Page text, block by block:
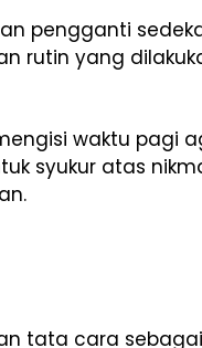
pengganti
rutin yang
waktu pagi
syukur atas
tata cara